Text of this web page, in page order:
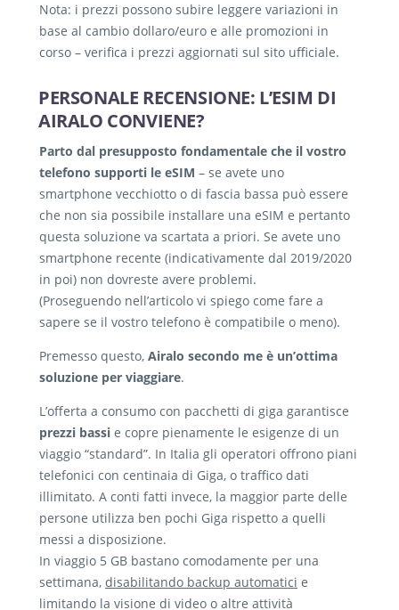
Nota: i prezzi possono subire leggere variazioni in
base al cambio dollaro/euro e alle promozioni in
corso – verifica i prezzi aggiornati sul sito ufficiale.
PERSONALE RECENSIONE: L’ESIM DI
AIRALO CONVIENE?
Parto dal presupposto fondamentale che il vostro
telefono supporti le eSIM – se avete uno
smartphone vecchiotto o di fascia bassa può essere
che non sia possibile installare una eSIM e pertanto
questa soluzione va scartata a priori. Se avete uno
smartphone recente (indicativamente dal 2019/2020
in poi) non dovreste avere problemi.
(Proseguendo nell’articolo vi spiego come fare a
sapere se il vostro telefono è compatibile o meno).
Premesso questo, Airalo secondo me è un’ottima
soluzione per viaggiare.
L’offerta a consumo con pacchetti di giga garantisce
prezzi bassi e copre pienamente le esigenze di un
viaggio “standard”. In Italia gli operatori offrono piani
telefonici con centinaia di Giga, o traffico dati
illimitato. A conti fatti invece, la maggior parte delle
persone utilizza ben pochi Giga rispetto a quelli
messi a disposizione.
In viaggio 5 GB bastano comodamente per una
settimana, disabilitando backup automatici e
limitando la visione di video o altre attività